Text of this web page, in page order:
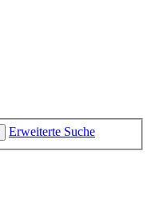
Erweiterte Suche